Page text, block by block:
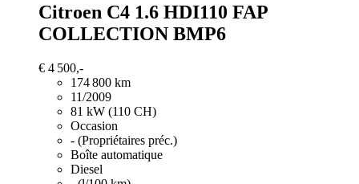
Citroen C4 1.6 HDI110 FAP
COLLECTION BMP6
€ 4 500,-
174 800 km
11/2009
81 kW (110 CH)
Occasion
- (Propriétaires préc.)
Boîte automatique
Diesel